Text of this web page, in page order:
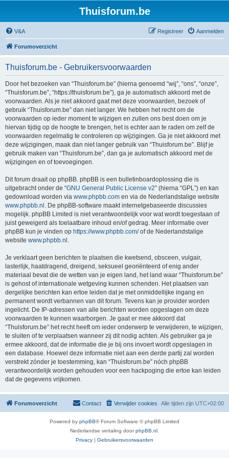
Thuisforum.be
V&A Aanmelden
Registreer
Forumoverzicht
Thuisforum.be - Gebruikersvoorwaarden
Door het bezoeken van “Thuisforum.be” (hierna genoemd “wij”, “ons”, “onze”,
“Thuisforum.be”, “https://thuisforum.be”), ga je automatisch akkoord met de
voorwaarden. Als je niet akkoord gaat met deze voorwaarden, bezoek of
gebruik “Thuisforum.be” dan niet langer. We hebben het recht om de
voorwaarden op ieder moment te wijzigen en zullen ons best doen om je
hiervan tijdig op de hoogte te brengen, het is echter aan te raden om zelf de
voorwaarden regelmatig te controleren op wijzigingen. Ga je niet akkoord met
deze wijzigingen, maak dan niet langer gebruik van “Thuisforum.be”. Blijf je
gebruik maken van “Thuisforum.be”, dan ga je automatisch akkoord met de
wijzigingen en of toevoegingen.
Dit forum draait op phpBB. phpBB is een bulletinboardoplossing die is
uitgebracht onder de “GNU General Public License v2” (hierna “GPL”) en kan
gedownload worden via www.phpbb.com en via de Nederlandstalige website
www.phpbb.nl . De phpBB-software maakt internetgebaseerde discussies
mogelijk. phpBB Limited is niet verantwoordelijk voor wat wordt toegestaan of
juist geweigerd als toelaatbare inhoud en/of gedrag. Meer informatie over
phpBB kun je vinden op https://www.phpbb.com/of de Nederlandstalige
website www.phpbb.nl .
Je verklaart geen berichten te plaatsen die kwetsend, obsceen, vulgair,
lasterlijk, haatdragend, dreigend, seksueel georiënteerd of enig ander
materiaal bevat die de wetten van je eigen land, het land waar “Thuisforum.be”
is gehost of internationale wetgeving kunnen schenden. Het plaatsen van
dergelijke berichten kan ertoe leiden dat je met onmiddellijke ingang en
permanent wordt verbannen van dit forum. Tevens kan je provider worden
ingelicht. De IP-adressen van alle berichten worden opgeslagen om deze
voorwaarden te kunnen waarborgen. Je gaat er mee akkoord dat
“Thuisforum.be” het recht heeft om ieder onderwerp te verwijderen, te wijzigen,
te sluiten of te verplaatsen wanneer zij dit nodig achten. Als gebruiker ga je
ermee akkoord, dat de informatie die je bij ons invoert wordt opgeslagen in
een database. Hoewel deze informatie niet aan een derde partij zal worden
verstrekt zónder je toestemming, kan “Thuisforum.be” nóch phpBB
verantwoordelijk worden gehouden voor een hackpoging die ertoe kan leiden
dat de gegevens vrijkomen.
Forumoverzicht Alle tijden zijn UTC+02:00
Verwijder cookies
Contact
Powered by phpBB® Forum Software © phpBB Limited
Nederlandse vertaling doorphpBB.nl
Privacy | Gebruikersvoorwaarden